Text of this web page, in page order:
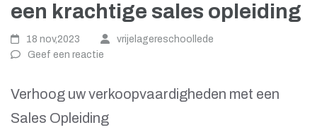
een krachtige sales opleiding
18 nov,2023
vrijelagereschoollede
Geef een reactie
Verhoog uw verkoopvaardigheden met een
Sales Opleiding